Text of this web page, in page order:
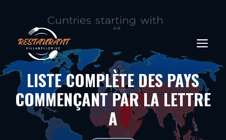
contenu
LISTE COMPLÈTE DES PAYS
COMMENÇANT PAR LA LETTRE
A